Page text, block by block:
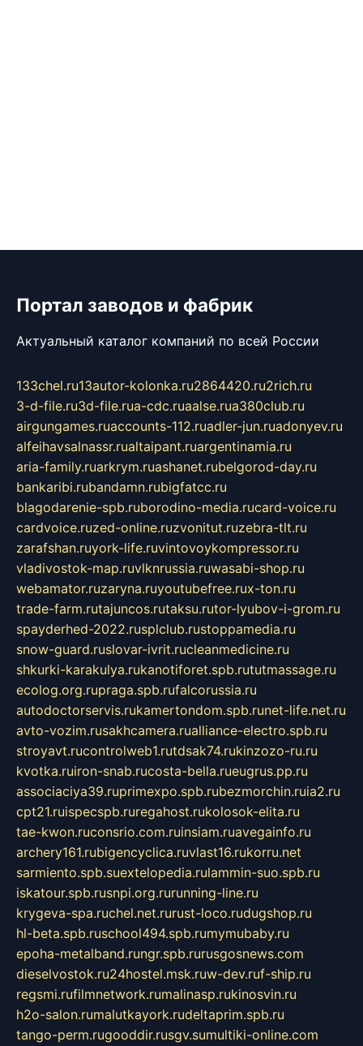
Портал заводов и фабрик
Актуальный каталог компаний по всей России
133chel.ru13autor-kolonka.ru2864420.ru2rich.ru
3-d-file.ru3d-file.rua-cdc.ruaalse.rua380club.ru
airgungames.ruaccounts-112.ruadler-jun.ruadonyev.ru
alfeihavsalnassr.rualtaipant.ruargentinamia.ru
aria-family.ruarkrym.ruashanet.rubelgorod-day.ru
bankaribi.rubandamn.rubigfatcc.ru
blagodarenie-spb.ruborodino-media.rucard-voice.ru
cardvoice.ruzed-online.ruzvonitut.ruzebra-tlt.ru
zarafshan.ruyork-life.ruvintovoykompressor.ru
vladivostok-map.ruvlknrussia.ruwasabi-shop.ru
webamator.ruzaryna.ruyoutubefree.rux-ton.ru
trade-farm.rutajuncos.rutaksu.rutor-lyubov-i-grom.ru
spayderhed-2022.rusplclub.rustoppamedia.ru
snow-guard.ruslovar-ivrit.rucleanmedicine.ru
shkurki-karakulya.rukanotiforet.spb.rututmassage.ru
ecolog.org.rupraga.spb.rufalcorussia.ru
autodoctorservis.rukamertondom.spb.runet-life.net.ru
avto-vozim.rusakhcamera.rualliance-electro.spb.ru
stroyavt.rucontrolweb1.rutdsak74.rukinzozo-ru.ru
kvotka.ruiron-snab.rucosta-bella.rueugrus.pp.ru
associaciya39.ruprimexpo.spb.rubezmorchin.ruia2.ru
cpt21.ruispecspb.ruregahost.rukolosok-elita.ru
tae-kwon.ruconsrio.com.ruinsiam.ruavegainfo.ru
archery161.rubigencyclica.ruvlast16.rukorru.net
sarmiento.spb.suextelopedia.rulammin-suo.spb.ru
iskatour.spb.rusnpi.org.rurunning-line.ru
krygeva-spa.ruchel.net.rurust-loco.rudugshop.ru
hl-beta.spb.ruschool494.spb.rumymubaby.ru
epoha-metalband.rungr.spb.rurusgosnews.com
dieselvostok.ru24hostel.msk.ruw-dev.ruf-ship.ru
regsmi.rufilmnetwork.rumalinasp.rukinosvin.ru
h2o-salon.rumalutkayork.rudeltaprim.spb.ru
tango-perm.rugooddir.rusgv.sumultiki-online.com